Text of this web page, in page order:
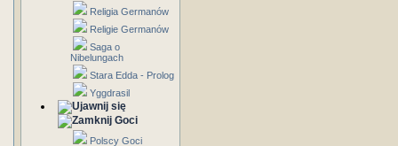
Religia Germanów
Religie Germanów
Saga o
Nibelungach
Stara Edda - Prolog
Yggdrasil
Goci
Polscy Goci